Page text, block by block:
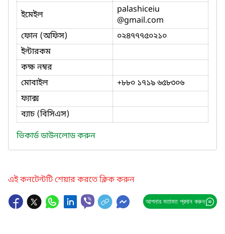
ইমেইল
palashiceiu
@gmail.com
ফোন (অফিস)
০২৪৭৭৭৫০২১০
ইন্টারকম
কক্ষ নম্বর
মোবাইল
+৮৮০ ১৭১৯ ৬৫৮৩০৬
ফ্যাক্স
ব্যাচ (বিসিএস)
ভিকার্ড ডাউনলোড করুন
এই কনটেন্টটি শেয়ার করতে ক্লিক করুন
আপনার মতামত প্রদান করুন